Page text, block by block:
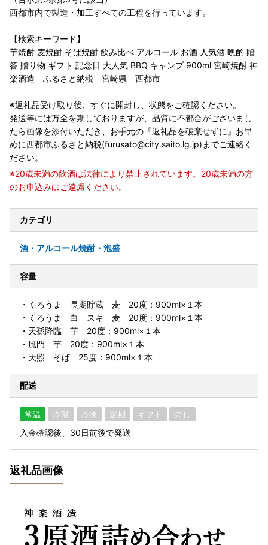
西都市内で製造・加工すべての工程を行っています。
【検索キーワード】
芋焼酎 麦焼酎 そば焼酎 飲み比べ アルコール お酒 人気酒 晩酌 贈
答 贈り物 ギフト 記念日 大人気 BBQ キャンプ 900ml 宮崎焼酎 神
楽酒造 ふるさと納税 宮崎県 西都市
※返礼品受け取り後、すぐに開封し、状態をご確認ください。
発送等には万全を期しておりますが、品質に不都合がございまし
たら画像を添付いただき、お手元の『返礼品を破棄せずに』お早
めに西都市ふるさと納税(furusato@city.saito.lg.jp)までご連絡く
ださい。
※20歳未満の飲酒は法律により禁止されています。20歳未満の方
のお申込みはご遠慮ください。
カテゴリ
酒・アルコール焼酎・泡盛
容量
・くろうま 長期貯蔵 麦 20度：900ml×１本
・くろうま 白 スキ 麦 20度：900ml×１本
・天孫降臨 芋 20度：900ml×１本
・風門 芋 20度：900ml×１本
・天照 そば 25度：900ml×１本
配送
常温 冷蔵 冷凍 定期 ギフト のし
入金確認後、30日前後で発送
返礼品画像